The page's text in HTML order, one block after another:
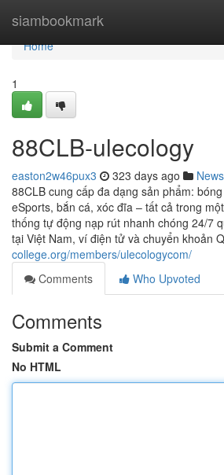
siambookmark
Home
Home
1
88CLB-ulecology
easton2w46pux3 323 days ago News
88CLB cung cấp đa dạng sản phẩm:
eSports, bắn cá, xóc đĩa – tất cả trong
thống tự động nạp rút nhanh chóng 24/7
tại Việt Nam, ví điện tử và chuyển khoản
college.org/members/ulecologycom/
Comments
Who Upvoted
Comments
Submit a Comment
No HTML